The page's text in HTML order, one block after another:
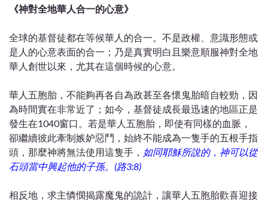
《神對全地華人合一的心意》
全球的基督徒都在等候華人的合一。不是政權、意識形態或
是人的心意表面的合一；乃是真實明白且樂意順服神對全地
華人創世以來，尤其在這個時候的心意。
華人五胞胎，不能夠再各自為政甚至各懷鬼胎暗自較勁，因
為時間實在非常近了；如今，基督徒成長最迅速的地區正是
發生在1040窗口。若是華人五胞胎，即使有同樣的血脈，
卻繼續彼此牽制嫉妒惡鬥，始終不能成為一隻手的五根手指
頭，那麼神將無法使用這隻手，
如同耶穌所說的，神可以從
石頭當中興起他的子孫。(路3:8)
相反地​​，求主憐憫揭露魔鬼的詭計，讓華人五胞胎歡喜迎接